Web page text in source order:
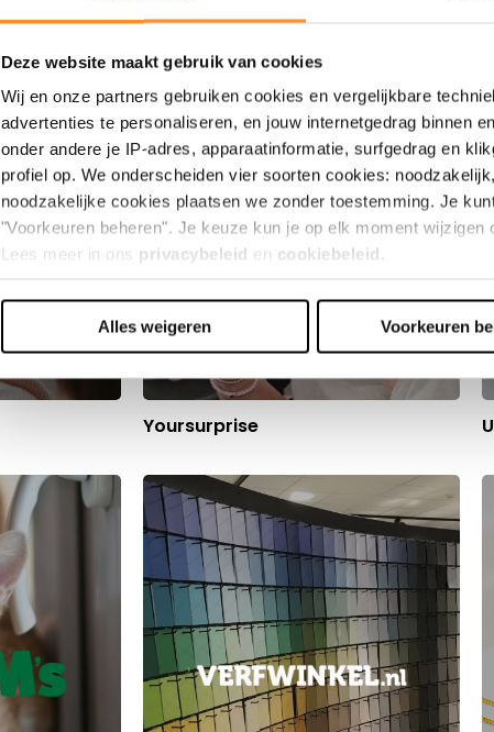
Deze website maakt gebruik van cookies
Wij en onze partners gebruiken cookies en vergelijkbare
advertenties te personaliseren, en jouw internetgedrag binnen
onder andere je IP-adres, apparaatinformatie, surfgedrag en
profiel op. We onderscheiden vier soorten cookies:
noodzakelijke cookies plaatsen we zonder toestemming. Je
"Voorkeuren beheren". Je keuze kun je op elk moment
Lees meer in ons privacybeleid en cookiebeleid.
We werken samen met42 derden die uw gegevens kunnen
Alles weigeren Voorkeuren
Yoursurprise